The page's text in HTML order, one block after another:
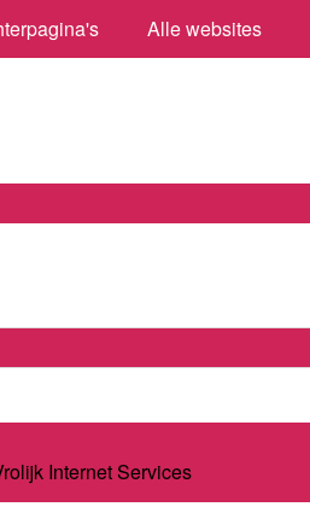
Alle websites
Internet Services